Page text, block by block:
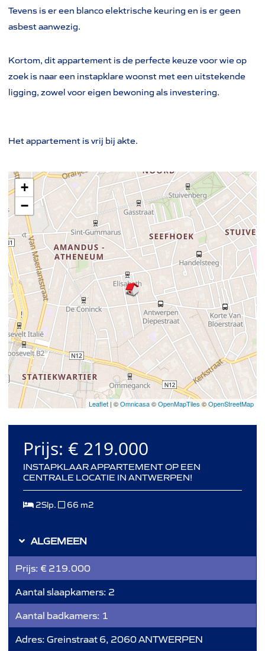
Tevens is er een blanco elektrische keuring en is er geen
asbest aanwezig.
Kortom, dit appartement is de perfecte keuze voor wie op
zoek is naar een instapklare woonst met een uitstekende
ligging, zowel voor eigen bewoning als investering.
Het appartement is vrij bij akte.
+
−
Leaflet| ©Omnicasa©OpenMapTiles©OpenStreetMap
Prijs: € 219.000
INSTAPKLAAR APPARTEMENT OP EEN
CENTRALE LOCATIE IN ANTWERPEN!
2Slp. 66 m2
ALGEMEEN
Prijs: € 219.000
Aantal slaapkamers: 2
Aantal badkamers: 1
Adres: Greinstraat 6, 2060 ANTWERPEN